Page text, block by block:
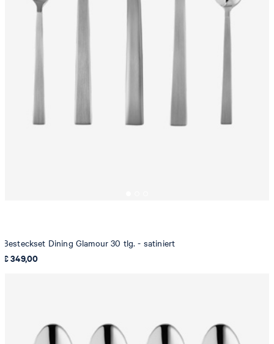
Besteckset Dining Glamour 30 tlg. - satiniert
€ 349,00